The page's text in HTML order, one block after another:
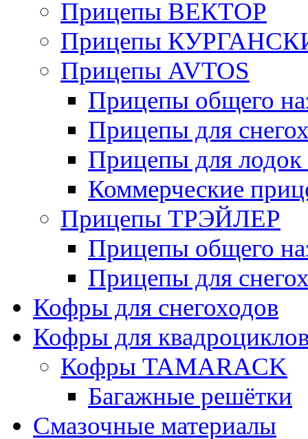
Прицепы ВЕКТОР
Прицепы
Прицепы AVTOS
Прицепы общего
Прицепы для
Прицепы для лодок
Коммерческие
Прицепы ТРЭЙЛЕР
Прицепы общего
Прицепы для
Кофры для снегоходов
Кофры для
Кофры TAMARACK
Багажные решётки
Смазочные материалы